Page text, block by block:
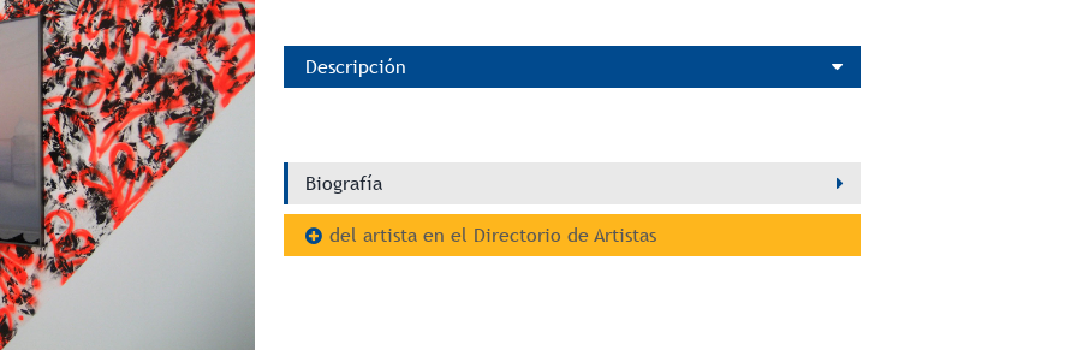
Descripción
Biografía
del artista en el Directorio de Artistas